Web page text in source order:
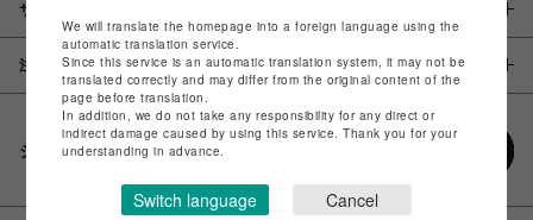
サイズ
注意事項
シェアする
We will translate the homepage into a foreign language using the
automatic translation service.
Since this service is an automatic translation system, it may not be
translated correctly and may differ from the original content of the
page before translation.
In addition, we do not take any responsibility for any direct or
indirect damage caused by using this service. Thank you for your
understanding in advance.
Switch language Cancel